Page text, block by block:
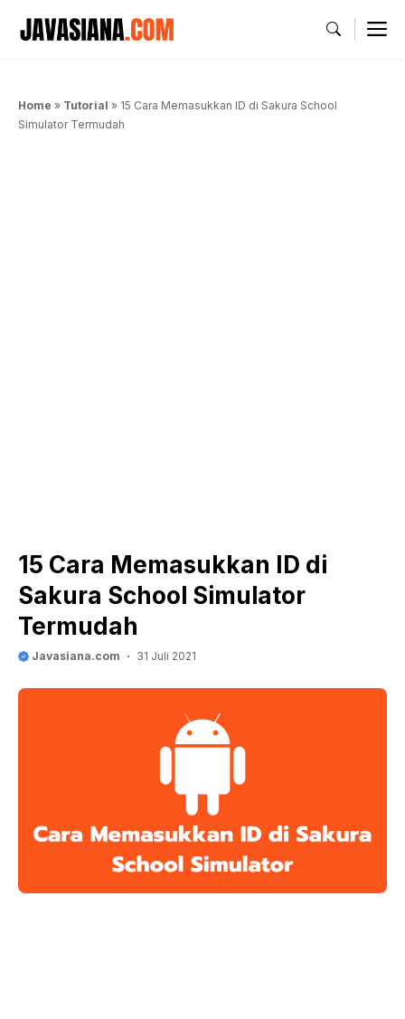
Home » Tutorial » 15 Cara Memasukkan ID di Sakura School
Simulator Termudah
15 Cara Memasukkan ID di
Sakura School Simulator
Termudah
Javasiana.com 31 Juli 2021